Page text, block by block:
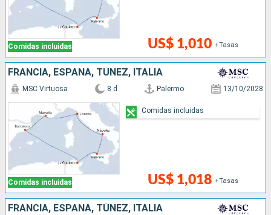
Comidas incluidas US$ 1,010 +Tasas
FRANCIA, ESPAÑA, TÚNEZ, ITALIA
Comidas incluidas
MSC Virtuosa 8 d Palermo 13/10/2028
US$ 1,018 +Tasas
Comidas incluidas
FRANCIA, ESPAÑA, TÚNEZ, ITALIA